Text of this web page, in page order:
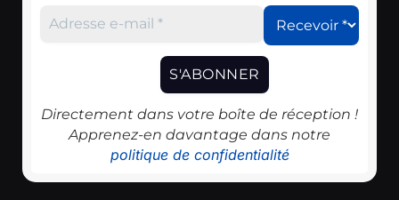
Directement dans votre boîte de réception !
Apprenez-en davantage dans notre
politique de confidentialité